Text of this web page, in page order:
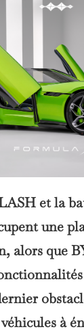
et la
une
alors que
à